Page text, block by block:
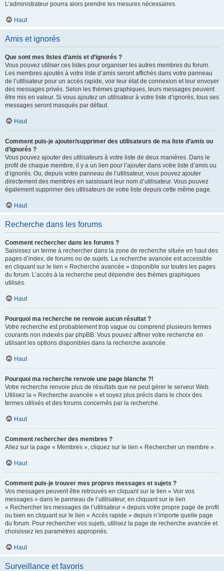
L’administrateur pourra alors prendre les mesures nécessaires.
Haut
Amis et ignorés
Que sont mes listes d’amis et d’ignorés ?
Vous pouvez utiliser ces listes pour organiser les autres membres du forum.
Les membres ajoutés à votre liste d’amis seront affichés dans votre panneau
de l’utilisateur pour un accès rapide, voir leur état de connexion et leur envoyer
des messages privés. Selon les thèmes graphiques, leurs messages peuvent
être mis en valeur. Si vous ajoutez un utilisateur à votre liste d’ignorés, tous ses
messages seront masqués par défaut.
Haut
Comment puis-je ajouter/supprimer des utilisateurs de ma liste d’amis ou
d’ignorés ?
Vous pouvez ajouter des utilisateurs à votre liste de deux manières. Dans le
profil de chaque membre, il y a un lien pour l’ajouter dans votre liste d’amis ou
d’ignorés. Ou, depuis votre panneau de l’utilisateur, vous pouvez ajouter
directement des membres en saisissant leur nom d’utilisateur. Vous pouvez
également supprimer des utilisateurs de votre liste depuis cette même page.
Haut
Recherche dans les forums
Comment rechercher dans les forums ?
Saisissez un terme à rechercher dans la zone de recherche située en haut des
pages d’index, de forums ou de sujets. La recherche avancée est accessible
en cliquant sur le lien « Recherche avancée » disponible sur toutes les pages
du forum. L’accès à la recherche peut dépendre des thèmes graphiques
utilisés.
Haut
Pourquoi ma recherche ne renvoie aucun résultat ?
Votre recherche est probablement trop vague ou comprend plusieurs termes
courants non indexés par phpBB. Vous pouvez affiner votre recherche en
utilisant les options disponibles dans la recherche avancée.
Haut
Pourquoi ma recherche renvoie une page blanche ?!
Votre recherche renvoie plus de résultats que ne peut gérer le serveur Web.
Utilisez la « Recherche avancée » et soyez plus précis dans le choix des
termes utilisés et des forums concernés par la recherche.
Haut
Comment rechercher des membres ?
Allez sur la page « Membres », cliquez sur le lien « Rechercher un membre ».
Haut
Comment puis-je trouver mes propres messages et sujets ?
Vos messages peuvent être retrouvés en cliquant sur le lien « Voir vos
messages » dans le panneau de l’utilisateur, en cliquant sur le lien
« Rechercher les messages de l’utilisateur » depuis votre propre page de profil
ou bien en cliquant sur le lien « Accès rapide » depuis n’importe quelle page
du forum. Pour rechercher vos sujets, utilisez la page de recherche avancée et
choisissez les paramètres appropriés.
Haut
Surveillance et favoris